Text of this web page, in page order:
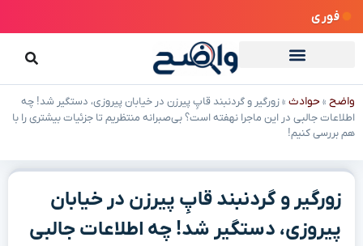
فوری
واضح » حوادث »زورگیر و گردنبند قاپِ پیرزن در خیابان پیروزی، دستگیر شد! چه
اطلاعات جالبی در این ماجرا نهفته است؟ بی‌صبرانه منتظریم تا جزئیات بیشتری را با
هم بررسی کنیم!
زورگیر و گردنبند قاپِ پیرزن در خیابان
پیروزی، دستگیر شد! چه اطلاعات جالبی